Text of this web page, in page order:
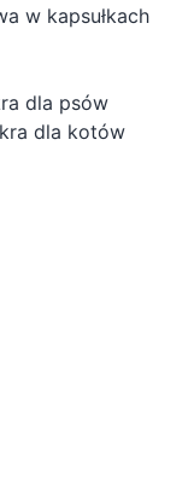
w kapsułkach
dla psów
dla kotów